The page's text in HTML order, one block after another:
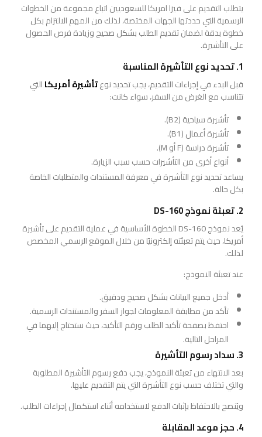
يتطلب التقديم على فيزا امريكا للسعوديين اتباع مجموعة من الخطوات
الرسمية التي حددتها الجهات المختصة، لذلك من المهم الالتزام بكل
خطوة بدقة لضمان تقديم الطلب بشكل صحيح وزيادة فرص الحصول
على التأشيرة.
1. تحديد نوع التأشيرة المناسبة
قبل البدء في إجراءات التقديم، يجب تحديد نوعتأشيرة أمريكاالتي
تتناسب مع الغرض من السفر، سواء كانت:
تأشيرة سياحية (B2).
تأشيرة أعمال (B1).
تأشيرة دراسة (F أو M).
أنواع أخرى من التأشيرات حسب سبب الزيارة.
يساعد تحديد نوع التأشيرة في معرفة المستندات والمتطلبات الخاصة
بكل حالة.
2. تعبئة نموذج DS-160
يُعد نموذج DS-160 الخطوة الأساسية في عملية التقديم على تأشيرة
أمريكا، حيث يتم تعبئته إلكترونيًا من خلال الموقع الرسمي المخصص
لذلك.
عند تعبئة النموذج:
أدخل جميع البيانات بشكل صحيح ودقيق.
تأكد من مطابقة المعلومات لجواز السفر والمستندات الرسمية.
احتفظ بصفحة تأكيد الطلب ورقم التأكيد، حيث ستحتاج إليهما في
المراحل التالية.
3. سداد رسوم التأشيرة
بعد الانتهاء من تعبئة النموذج، يجب دفع رسوم التأشيرة المطلوبة
والتي تختلف حسب نوع التأشيرة التي يتم التقديم عليها.
ويُنصح بالاحتفاظ بإثبات الدفع لاستخدامه أثناء استكمال إجراءات الطلب.
4. حجز موعد المقابلة